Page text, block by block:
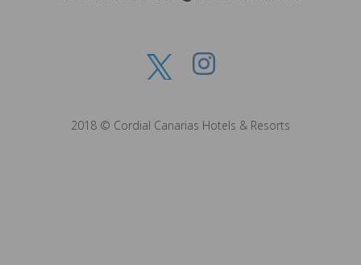
2018 © Cordial Canarias Hotels & Resorts